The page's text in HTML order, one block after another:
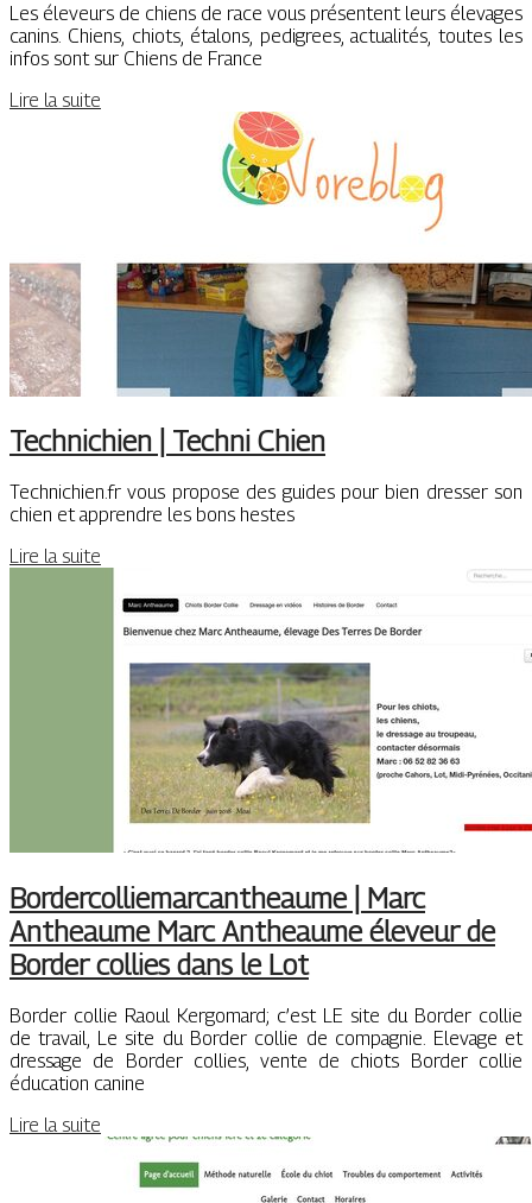
Les éleveurs de chiens de race vous présentent leurs élevages
canins. Chiens, chiots, étalons, pedigrees, actualités, toutes les
infos sont sur Chiens de France
Lire la suite
Technichien | Techni Chien
Technichien.fr vous propose des guides pour bien dresser son
chien et apprendre les bons hestes
Lire la suite
Bor­dercolliemar­cantheau­me | Marc
Antheaume Marc Antheaume éleveur de
Border collies dans le Lot
Border collie Raoul Kergomard; c’est LE site du Border collie
de travail, Le site du Border collie de compagnie. Elevage et
dressage de Border collies, vente de chiots Border collie
éducation canine
Lire la suite